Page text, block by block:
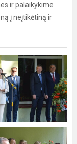
ir palaikykime
į neįtikėtiną ir